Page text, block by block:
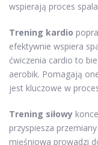
wspierają proces
Trening kardio
efektywnie wspiera
ćwiczenia cardio to
aerobik. Pomagają
jest kluczowe w
Trening siłowy
przyspiesza
mięśniowa prowadzi